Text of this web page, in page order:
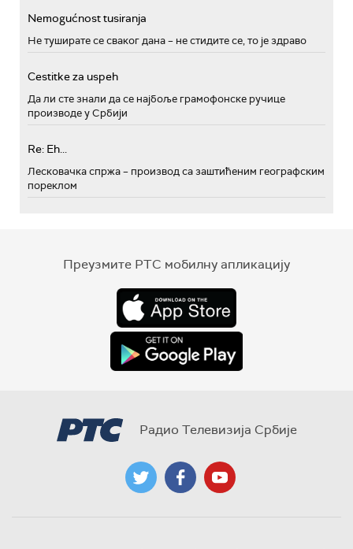
Nemogućnost tusiranja
Не туширате се сваког дана – не стидите се, то је здраво
Cestitke za uspeh
Да ли сте знали да се најбоље грамофонске ручице
производе у Србији
Re: Eh...
Лесковачка спржа – производ са заштићеним географским
пореклом
Преузмите РТС мобилну апликацију
Радио Телевизија Србије